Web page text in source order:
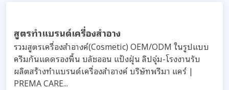
สูตรทำแบรนด์เครื่องสำอาง
รวมสูตรเครื่องสำอางค์(Cosmetic) OEM/ODM ในรูปแบบ
ครีมกันแดดรองพื้น บลัชออน แป้งฝุ่น ลิปจุ่ม-โรงงานรับ
ผลิตสร้างทำแบรนด์เครื่องสำอางค์ บริษัทพรีมา แคร์ |
PREMA CARE...